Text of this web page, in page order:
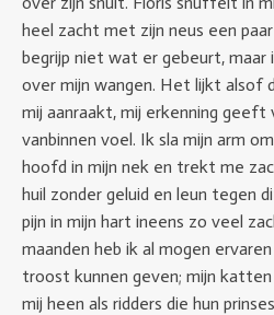
heel zacht met zijn neus een
begrijp niet wat er gebeurt, maar
over mijn wangen. Het lijkt alsof
mij aanraakt, mij erkenning geeft
vanbinnen voel. Ik sla mijn arm
hoofd in mijn nek en trekt me
huil zonder geluid en leun tegen
pijn in mijn hart ineens zo veel
maanden heb ik al mogen
troost kunnen geven; mijn
mij heen als ridders die hun